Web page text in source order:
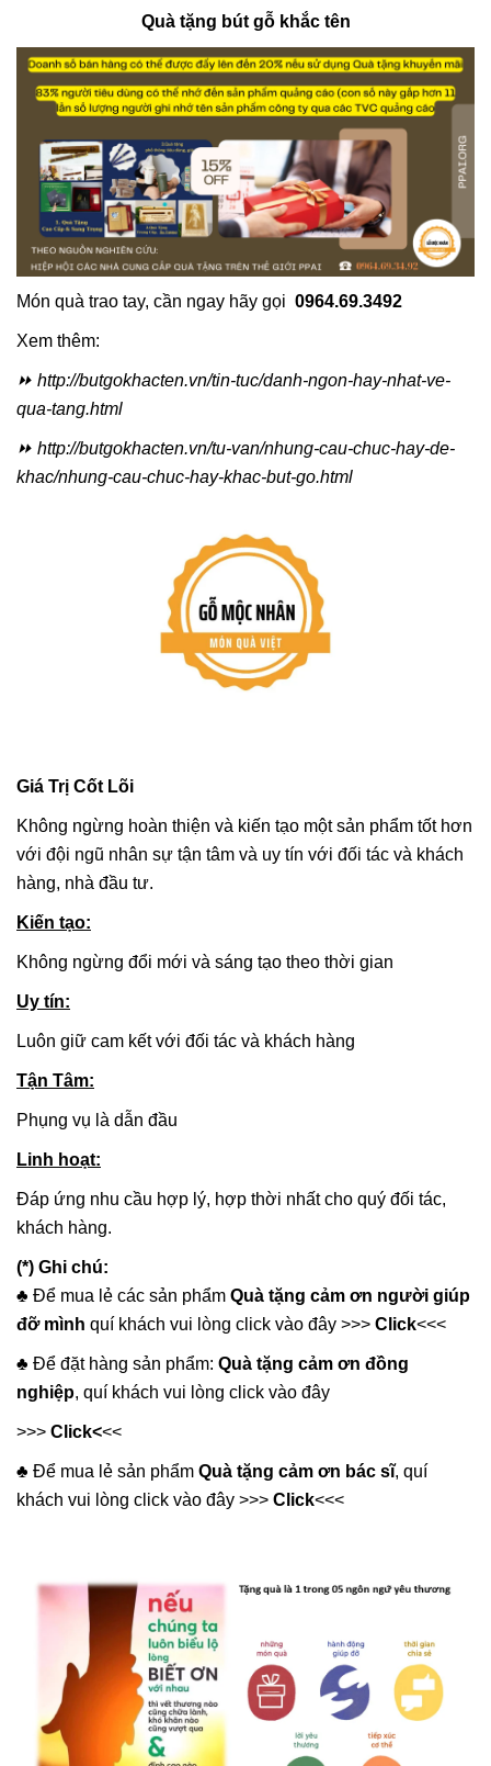
Quà tặng bút gỗ khắc tên
Món quà trao tay, cần ngay hãy gọi 0964.69.3492
Xem thêm:
⏩ http://butgokhacten.vn/tin-tuc/danh-ngon-hay-nhat-ve-
qua-tang.html
⏩ http://butgokhacten.vn/tu-van/nhung-cau-chuc-hay-de-
khac/nhung-cau-chuc-hay-khac-but-go.html
Giá Trị Cốt Lõi
Không ngừng hoàn thiện và kiến tạo một sản phẩm tốt hơn
với đội ngũ nhân sự tận tâm và uy tín với đối tác và khách
hàng, nhà đầu tư.
Kiến tạo:
Không ngừng đổi mới và sáng tạo theo thời gian
Uy tín:
Luôn giữ cam kết với đối tác và khách hàng
Tận Tâm:
Phụng vụ là dẫn đầu
Linh hoạt:
Đáp ứng nhu cầu hợp lý, hợp thời nhất cho quý đối tác,
khách hàng.
(*) Ghi chú:
♣️ Để mua lẻ các sản phẩm Quà tặng cảm ơn người giúp
đỡ mình quí khách vui lòng click vào đây >>> Click<<<
♣️ Để đặt hàng sản phẩm: Quà tặng cảm ơn đồng
nghiệp, quí khách vui lòng click vào đây
>>> Click<<<
♣️ Để mua lẻ sản phẩm Quà tặng cảm ơn bác sĩ, quí
khách vui lòng click vào đây >>> Click<<<